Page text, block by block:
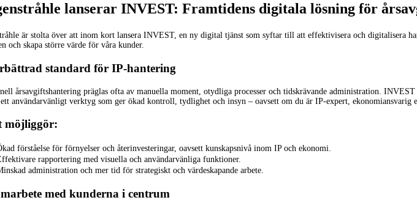
lanserar INVEST: Framtidens digitala lösning för
är stolta över att inom kort lansera INVEST, en ny digital tjänst som syftar till att effektivisera och digitalisera
och skapa större värde för våra kunder.
standard för IP-hantering
årsavgiftshantering präglas ofta av manuella moment, otydliga processer och tidskrävande administration.
användarvänligt verktyg som ger ökad kontroll, tydlighet och insyn – oavsett om du är IP-expert, ekonomiansvarig
möjliggör:
förståelse för förnyelser och återinvesteringar, oavsett kunskapsnivå inom IP och ekonomi.
rapportering med visuella och användarvänliga funktioner.
administration och mer tid för strategiskt och värdeskapande arbete.
med kunderna i centrum